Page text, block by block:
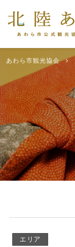
あわら市観光協会
エリア